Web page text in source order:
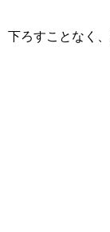
下ろすことなく